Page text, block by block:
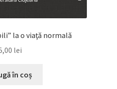
la o viaţă normală
lei
în coș